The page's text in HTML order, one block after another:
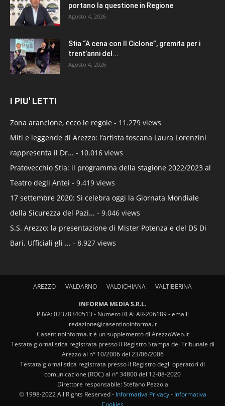
portano la questione in Regione
Agosto 4, 2026
Stia “A cena con Il Ciclone”, gremita per i
trent’anni del...
Agosto 4, 2026
I PIU' LETTI
Zona arancione, ecco le regole - 11.279 views
Miti e leggende di Arezzo: l’artista toscana Laura Lorenzini
rappresenta il Dr... - 10.016 views
Pratovecchio Stia: il programma della stagione 2022/2023 al
Teatro degli Antei - 9.419 views
17 settembre 2020: Si celebra oggi la Giornata Mondiale
della Sicurezza del Pazi... - 9.046 views
S.S. Arezzo: la presentazione di Mister Potenza e del DS Di
Bari. Ufficiali gli ... - 8.927 views
AREZZO VALDARNO VALDICHIANA VALTIBERINA
INFORMA MEDIA S.R.L.
P.IVA: 02378340513 - Numero REA: AR-206189 - email:
redazione@casentinoinforma.it
Casentinoinforma.it è un supplemento di ArezzoWeb.it
Testata giornalistica registrata presso il Registro Stampa del Tribunale di
Arezzo al n° 10/2006 del 23/06/2006
Testata giornalistica registrata presso il Registro degli operatori di
comunicazione (ROC) al n° 34800 del 12-08-2020
Direttore responsabile: Stefano Pezzola
© 1998-2022 All Rights Reserved - Informativa Privacy- Informativa
Cookies